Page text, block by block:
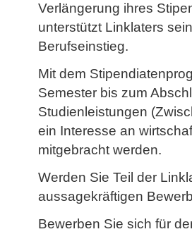
Verlängerung ihres
unterstützt Linklaters
Berufseinstieg.
Mit dem
Semester bis zum
Studienleistungen
ein Interesse an
mitgebracht werden.
Werden Sie Teil der
aussagekräftigen
Bewerben Sie sich für